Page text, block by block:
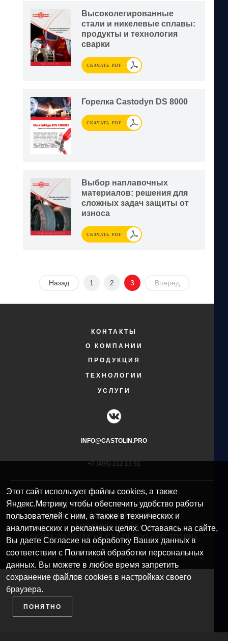
Высоколегированные
стали и никелевые сплавы:
продукты и технология
сварки
СКАЧАТЬ PDF
Горелка Castodyn DS 8000
СКАЧАТЬ PDF
Выбор наплавочных
материалов: решения для
сложных задач защиты от
износа
СКАЧАТЬ PDF
Назад 1 2 3 Вперед
КОНТАКТЫ
О КОМПАНИИ
ПРОДУКЦИЯ
ТЕХНОЛОГИИ
УСЛУГИ
INFO@CASTOLIN.PRO
+7 (495) 212 13 51​
© 2025 CASTOLIN EUTECTIC
ПОЛИТИКА КОНФИДЕНЦИАЛЬНОСТИ
ДОСТАВКА И ОПЛАТА
СХЕМА ПРОЕЗДА НА СКЛАД ООО «КАСТОЛИН»
Этот сайт использует файлы cookies, а также
Яндекс.Метрику, чтобы обеспечить удобство работы
пользователей с ним, а также в технических и
аналитических и рекламных целях. Оставаясь на сайте,
Вы даете Согласие на обработку Ваших данных в
соответствии с Политикой обработки персональных
данных. Вы можете в любое время запретить
сохранение файлов cookies в настройках своего
браузера.
ПОНЯТНО